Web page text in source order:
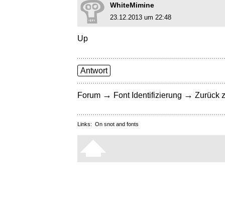
WhiteMimine
23.12.2013 um 22:48
Up
Antwort
Forum → Font Identifizierung → Zurück
Links: On snot and fonts